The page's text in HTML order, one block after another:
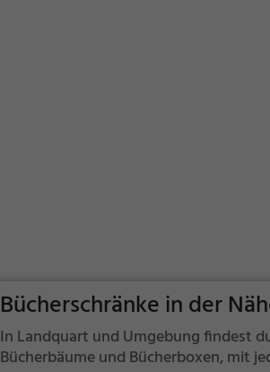
Bücherschränke in der
In Landquart und Umgebung findest
Bücherbäume und Bücherboxen, mit